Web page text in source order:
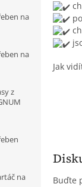
na
na
z
na
Jak
Buďte